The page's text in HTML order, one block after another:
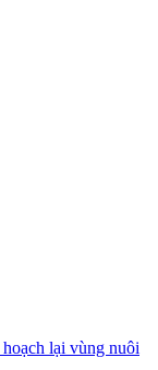
lại vùng nuôi